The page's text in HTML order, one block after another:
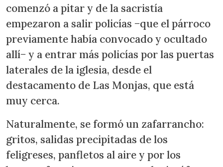
comenzó a pitar y de la sacristía
empezaron a salir policías −que el párroco
previamente había convocado y ocultado
allí− y a entrar más policías por las puertas
laterales de la iglesia, desde el
destacamento de Las Monjas, que está
muy cerca.
Naturalmente, se formó un zafarrancho:
gritos, salidas precipitadas de los
feligreses, panfletos al aire y por los